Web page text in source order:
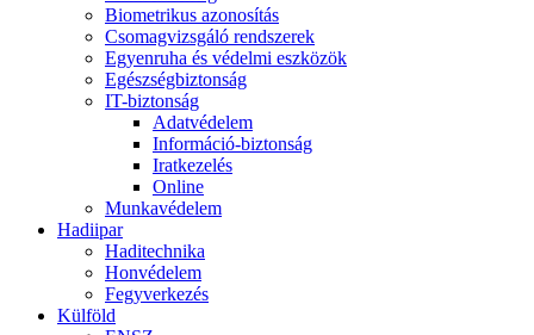
Biometrikus azonosítás
Csomagvizsgáló rendszerek
Egyenruha és védelmi eszközök
Egészségbiztonság
IT-biztonság
Adatvédelem
Információ-biztonság
Iratkezelés
Online
Munkavédelem
Hadiipar
Haditechnika
Honvédelem
Fegyverkezés
Külföld